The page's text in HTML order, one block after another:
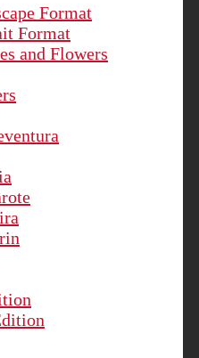
Format
Format
and Flowers